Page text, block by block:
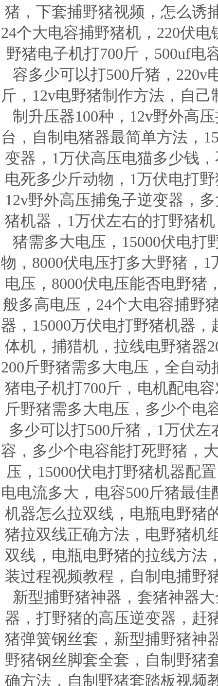
猪，下套捕野猪视频，怎么诱
24个大电容捕野猪机，220伏
野猪电子机打700斤，500uf电
容多少可以打500斤猪，220v
斤，12v电野猪制作方法，自
制升压器100种，12v野外高
台，自制电猪器最简单方法，
变器，1万伏高压电猫多少钱
电死多少斤动物，1万伏电打
12v野外高压捕兔子逆变器，
猪机器，1万伏左右的打野猪
猪需多大电压，15000伏电打
物，8000伏电压打多大野猪，
电压，8000伏电压能否电野猪
般多高电压，24个大电容捕野
器，15000万伏电打野猪机器
体机，捕猎机，拉线电野猪器
200斤野猪需多大电压，全自
猪电子机打700斤，电机配电
斤野猪需多大电压，多少个电
多少可以打500斤猪，1万伏
容，多少个电容能打死野猪，
压，15000伏电打野猪机器配
电电流多大，电容500斤猪最
机器怎么拉双线，电瓶电野猪
猪拉双线正确方法，电野猪机
双线，电瓶电野猪的拉线方法
装过程视频教程，自制电捕野
新型捕野猪神器，套猪神器
器，打野猪的高压逆变器，赶
猪弹簧钢丝套，新型捕野猪神
野猪钢丝脚套全套，自制野猪
确方法，自制野猪套踏板视频